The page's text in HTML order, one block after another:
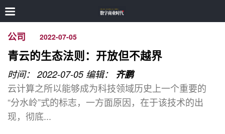
公司 2022-07-05
青云的生态法则：开放但不越界
时间： 2022-07-05 编辑： 齐鹏
云计算之所以能够成为科技领域历史上一个重要的
“分水岭”式的标志，一方面原因，在于该技术的出
现，彻底...